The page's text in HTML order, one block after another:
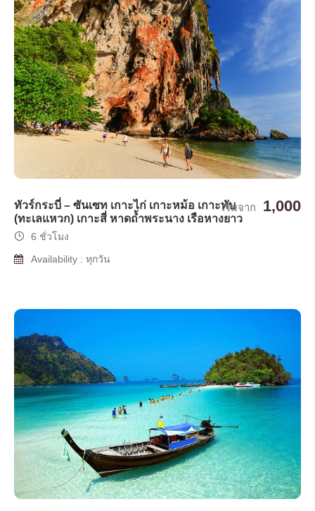
ทัวร์กระบี่ – ซันเซท เกาะไก่ เกาะหม้อ เกาะทับ
(ทะเลแหวก) เกาะสี่ หาดถ้ำพระนาง เรือหางยาว
เริ่มจาก 1,000
6 ชั่วโมง
Availability : ทุกวัน